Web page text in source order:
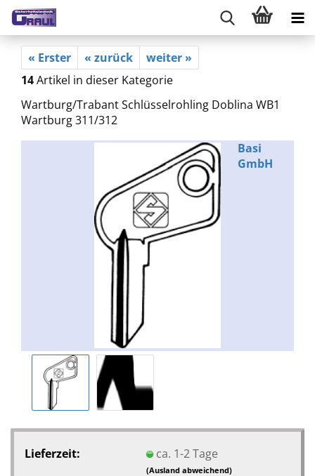
« Erster « zurück
weiter »
14Artikel in dieser Kategorie
Wartburg/Trabant Schlüsselrohling Doblina WB1
Wartburg 311/312
Basi
GmbH
Lieferzeit: ca. 1-2 Tage
(Ausland abweichend)